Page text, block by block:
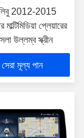
2012-2015
প্লেয়ারের
উল্লম্ব স্ক্রীন
সেরা মূল্য পান